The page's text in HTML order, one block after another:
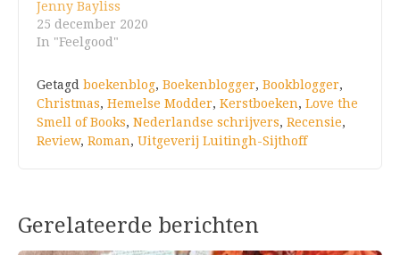
Jenny Bayliss
25 december 2020
In "Feelgood"
Getagd boekenblog, Boekenblogger, Bookblogger,
Christmas, Hemelse Modder, Kerstboeken, Love the
Smell of Books, Nederlandse schrijvers, Recensie,
Review, Roman, Uitgeverij Luitingh-Sijthoff
Gerelateerde berichten